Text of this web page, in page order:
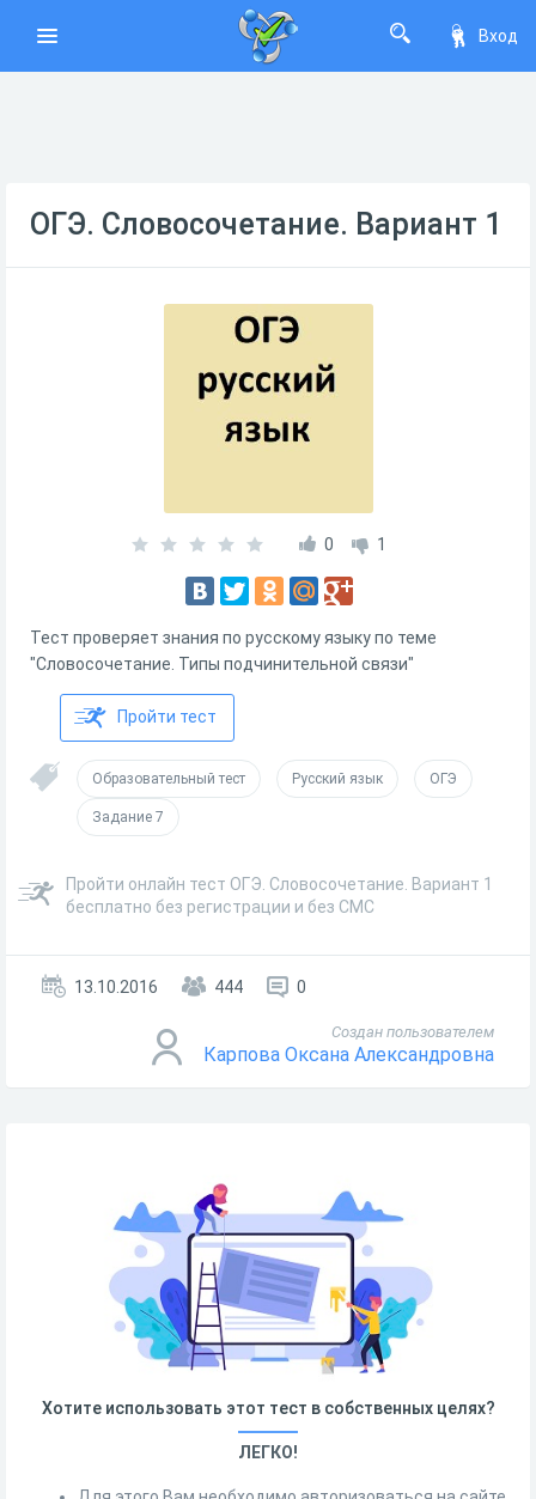
Вход
ОГЭ. Словосочетание. Вариант 1
0 1
Тест проверяет знания по русскому языку по теме
"Словосочетание. Типы подчинительной связи"
Пройти тест
Образовательный тест Русский язык ОГЭ
Задание 7
Пройти онлайн тест ОГЭ. Словосочетание. Вариант 1
бесплатно без регистрации и без СМС
13.10.2016 444 0
Создан пользователем
Карпова Оксана Александровна
Хотите использовать этот тест в собственных целях?
ЛЕГКО!